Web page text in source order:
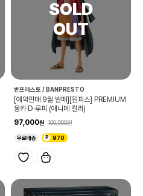
반프레스토 / BANPRESTO
[예약판매 9월 발매][원피스] PREMIUM
몽키·D·루피 (애니메 컬러)
97,000
100,000
무료배송 970